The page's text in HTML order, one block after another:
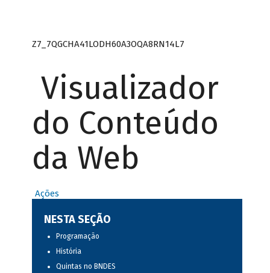
Z7_7QGCHA41LODH60A3OQA8RN14L7
Visualizador
do Conteúdo
da Web
Ações
NESTA SEÇÃO
Programação
História
Quintas no BNDES